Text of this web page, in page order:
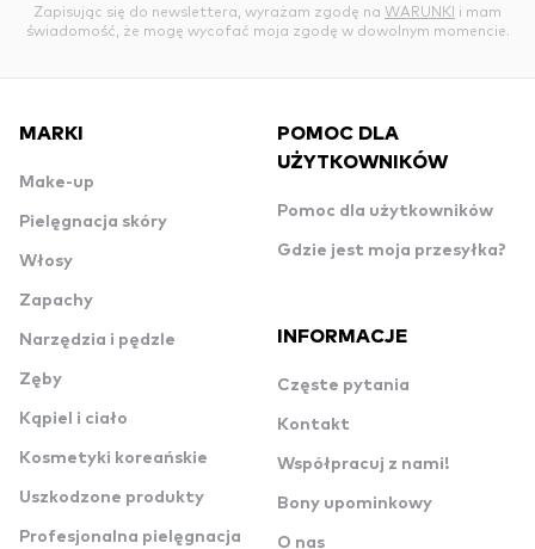
Zapisując się do newslettera, wyrażam zgodę na WARUNKI i mam
świadomość, że mogę wycofać moja zgodę w dowolnym momencie.
MARKI
Make-up
Pielęgnacja skóry
Włosy
Zapachy
Narzędzia i pędzle
Zęby
Kąpiel i ciało
Kosmetyki koreańskie
Uszkodzone produkty
Profesjonalna pielęgnacja
POMOC DLA
UŻYTKOWNIKÓW
Pomoc dla użytkowników
Gdzie jest moja przesyłka?
INFORMACJE
Częste pytania
Kontakt
Współpracuj z nami!
Bony upominkowy
O nas